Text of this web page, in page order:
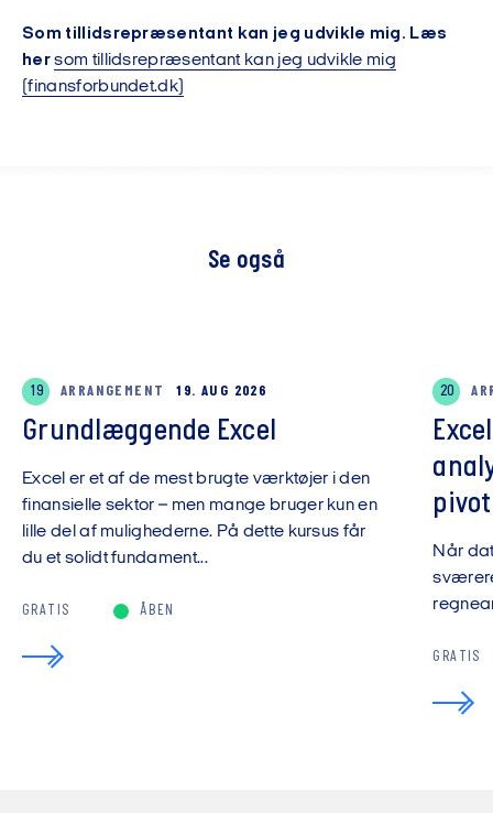
Som tillidsrepræsentant kan jeg udvikle mig. Læs
her som tillidsrepræsentant kan jeg udvikle mig
(finansforbundet.dk)
Se også
19 ARRANGEMENT 19. AUG 2026
Grundlæggende Excel
Excel er et af de mest brugte værktøjer i den
finansielle sektor – men mange bruger kun en
lille del af mulighederne. På dette kursus får
du et solidt fundament...
GRATIS ÅBEN
20
Når
GRATIS